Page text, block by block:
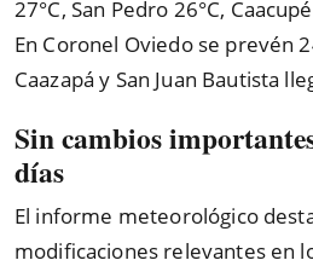
27°C, San Pedro 26°C,
En Coronel Oviedo se prevén
Caazapá y San Juan Bautista
Sin cambios
días
El informe meteorológico
modificaciones relevantes en